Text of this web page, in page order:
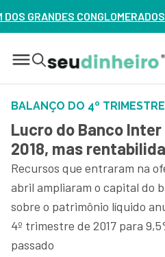
NO BRASIL? VEJA ERROS
BALANÇO DO 4º TRIMESTRE
Lucro do Banco
2018, mas
Recursos que entraram na
abril ampliaram o capital do
sobre o patrimônio líquido
4º trimestre de 2017 para
passado